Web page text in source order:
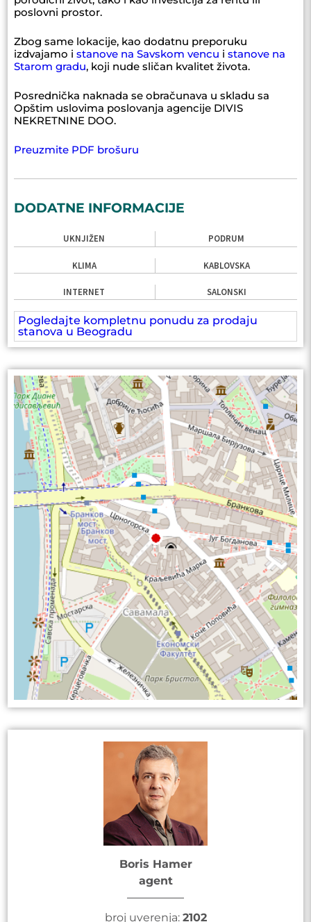
poslovni prostor.
Zbog same lokacije, kao dodatnu preporuku
izdvajamo i stanove na Savskom vencu i stanove na
Starom gradu, koji nude sličan kvalitet života.
Posrednička naknada se obračunava u skladu sa
Opštim uslovima poslovanja agencije DIVIS
NEKRETNINE DOO.
Preuzmite PDF brošuru
DODATNE INFORMACIJE
UKNJIŽEN PODRUM
KLIMA KABLOVSKA
INTERNET SALONSKI
Pogledajte kompletnu ponudu za prodaju
stanova u Beogradu
Boris Hamer
agent
broj uverenja: 2102